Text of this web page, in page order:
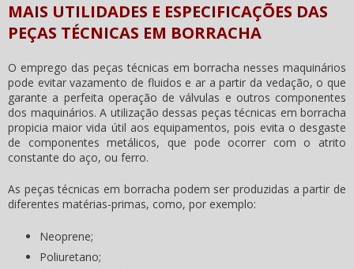
MAIS UTILIDADES E ESPECIFICAÇÕES DAS
PEÇAS TÉCNICAS EM BORRACHA
O emprego das peças técnicas em borracha nesses maquinários
pode evitar vazamento de fluidos e ar a partir da vedação, o que
garante a perfeita operação de válvulas e outros componentes
dos maquinários. A utilização dessas peças técnicas em borracha
propicia maior vida útil aos equipamentos, pois evita o desgaste
de componentes metálicos, que pode ocorrer com o atrito
constante do aço, ou ferro.
As peças técnicas em borracha podem ser produzidas a partir de
diferentes matérias-primas, como, por exemplo:
Neoprene;
Poliuretano;